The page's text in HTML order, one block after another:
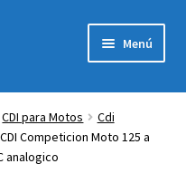
Menú
menú
CDI para Motos
Cdi
CDI Competicion Moto 125 a
analogico